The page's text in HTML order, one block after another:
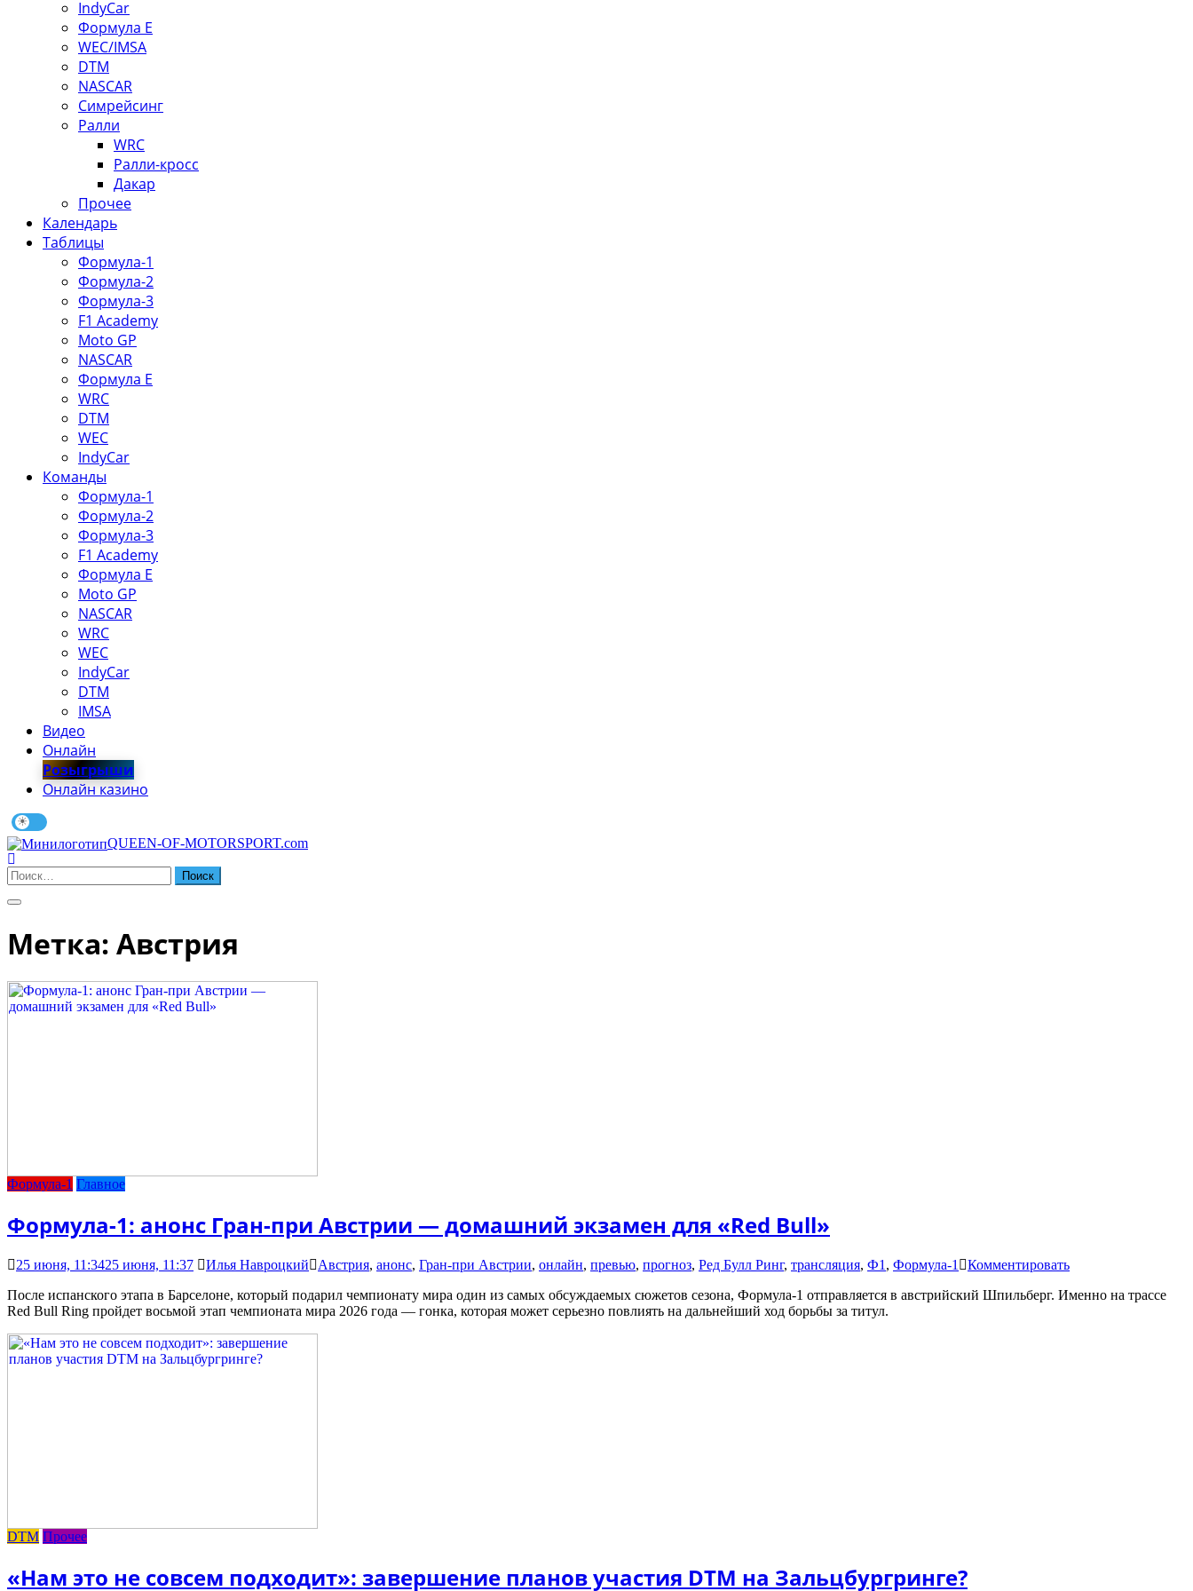
IndyCar
Формула Е
WEC/IMSA
DTM
NASCAR
Симрейсинг
Ралли
WRC
Ралли-кросс
Дакар
Прочее
Календарь
Таблицы
Формула-1
Формула-2
Формула-3
F1 Academy
Moto GP
NASCAR
Формула Е
WRC
DTM
WEC
IndyCar
Команды
Формула-1
Формула-2
Формула-3
F1 Academy
Формула Е
Moto GP
NASCAR
WRC
WEC
IndyCar
DTM
IMSA
Видео
Онлайн
Розыгрыши
Онлайн казино
QUEEN-OF-MOTORSPORT.com
Найти:
Метка: Австрия
Формула-1 Главное
Формула-1: анонс Гран-при Австрии — домашний экзамен для «Red Bull»
25 июня, 11:3425 июня, 11:37 Илья Навроцкий Австрия, анонс, Гран-при Австрии, онлайн, превью, прогноз, Ред Булл Ринг, трансляция, Ф1 , Формула-1 Комментироватьon
анонс
После испанского этапа в Барселоне, который подарил чемпионату мира один из самых обсуждаемых сюжетов сезона, Формула-1 отправляется в австрийский Шпильберг. Именно на трассе
Red Bull Ring пройдет восьмой этап чемпионата мира 2026 года — гонка, которая может серьезно повлиять на дальнейший ход борьбы за титул.
DTM Прочее
«Нам это не совсем подходит»: завершение планов участия DTM на Зальцбургринге?